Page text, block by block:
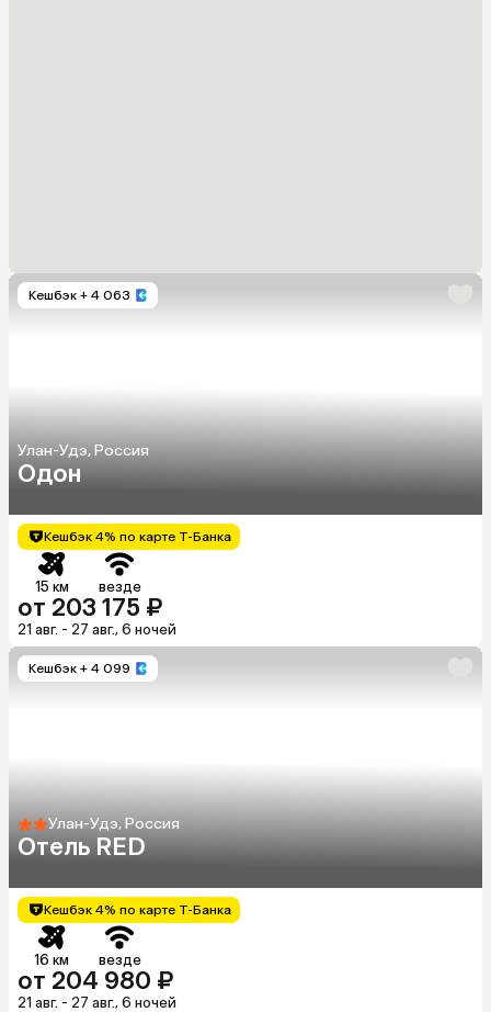
Кешбэк + 4 063
Улан-Удэ, Россия
Одон
Кешбэк 4% по карте Т-Банка
15 км везде
от 203 175 ₽
21 авг. - 27 авг., 6 ночей
Кешбэк + 4 099
Улан-Удэ, Россия
Отель RED
Кешбэк 4% по карте Т-Банка
16 км везде
от 204 980 ₽
21 авг. - 27 авг., 6 ночей